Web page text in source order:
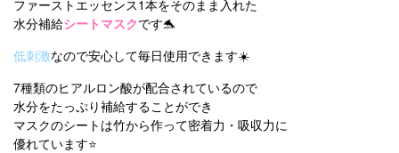
ファーストエッセンス1本をそのまま入れた
水分補給シートマスクです🐬
低刺激なので安心して毎日使用できます☀️
7種類のヒアルロン酸が配合されているので
水分をたっぷり補給することができ
マスクのシートは竹から作って密着力・吸収力に
優れています⭐️